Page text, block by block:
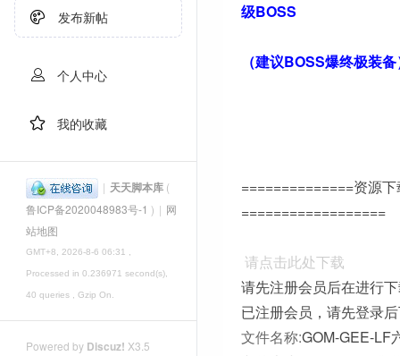
发布新帖
个人中心
我的收藏
| 天天脚本库 (
鲁ICP备2020048983号-1 ) | 网
站地图
GMT+8, 2026-8-6 06:31 ,
Processed in 0.236971 second(s),
40 queries , Gzip On.
Powered by Discuz! X3.5
级BOSS
（建议BOSS爆终极装
==============资源
==================
请点击此处下载
请先注册会员后在进行
已注册会员，请先登录
文件名称:GOM-GEE-LF